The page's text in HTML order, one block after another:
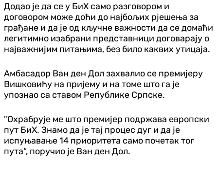
Додао је да се у БиХ само разговором и
договором може доћи до најбољих рјешења за
грађане и да је од кључне важности да се домаћи
легитимно изабрани представници договарају о
најважнијим питањима, без било каквих утицаја.
Амбасадор Ван ден Дол захвалио се премијеру
Вишковићу на пријему и на томе што га је
упознао са ставом Републике Српске.
"Охрабрује ме што премијер подржава европски
пут БиХ. Знамо да је тај процес дуг и да је
испуњавање 14 приоритета само почетак тог
пута“, поручио је Ван ден Дол.